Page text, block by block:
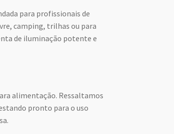
para profissionais de
camping, trilhas ou para
de iluminação potente e
alimentação. Ressaltamos
pronto para o uso